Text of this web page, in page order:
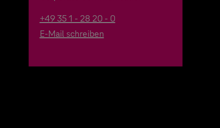
+49 35 1 - 28 20 - 0
E-Mail schreiben